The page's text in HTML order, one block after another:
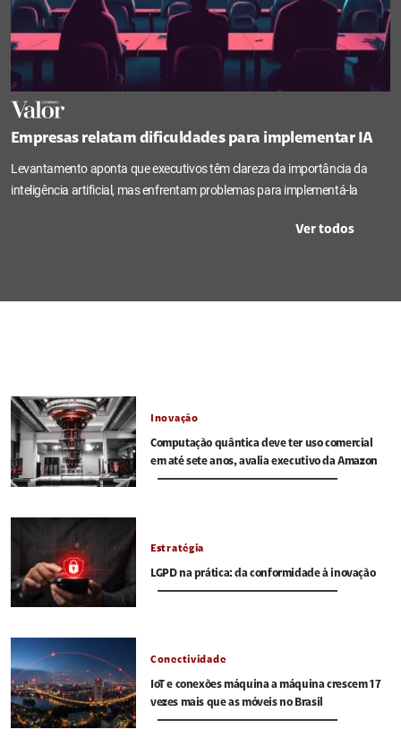
Empresas relatam dificuldades para implementar IA
Levantamento aponta que executivos têm clareza da importância da
inteligência artificial, mas enfrentam problemas para implementá-la
Ver todos
Inovação
Computação quântica deve ter uso comercial
em até sete anos, avalia executivo da Amazon
Estratégia
LGPD na prática: da conformidade à inovação
Conectividade
IoT e conexões máquina a máquina crescem 17
vezes mais que as móveis no Brasil